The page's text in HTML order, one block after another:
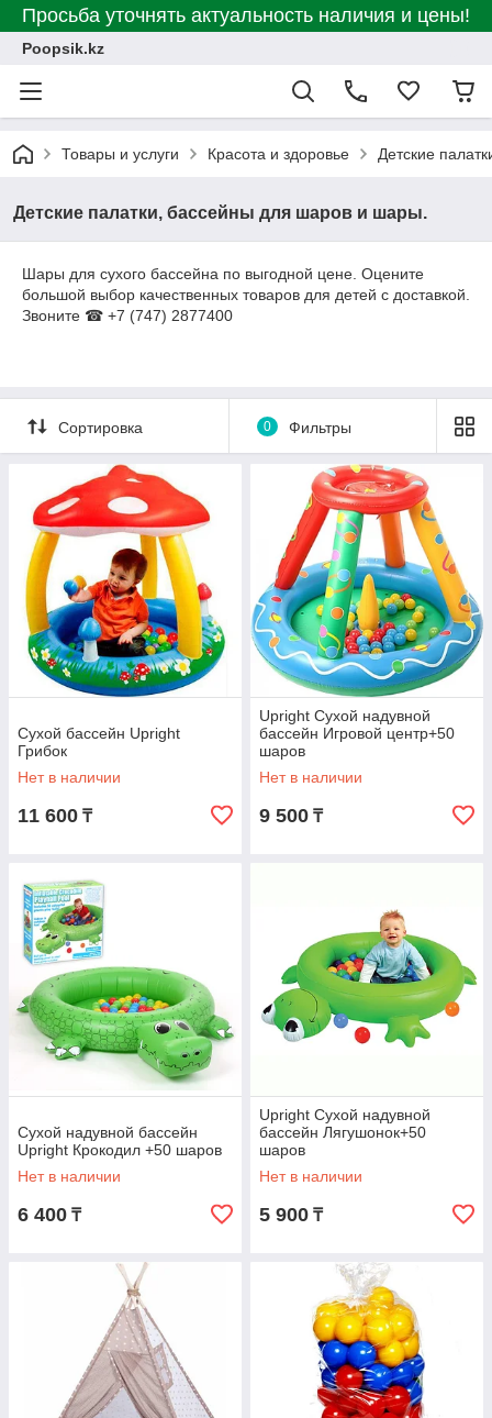
Просьба уточнять актуальность наличия и цены!
Poopsik.kz
Товары и услуги Красота и здоровье Детские
Детские палатки, бассейны для шаров и шары.
Шары для сухого бассейна по выгодной цене. Оцените
большой выбор качественных товаров для детей с доставкой.
Звоните ☎ +7 (747) 2877400
Сортировка 0 Фильтры
Сухой бассейн Upright
Грибок
Нет в наличии
11 600 ₸
Upright Сухой надувной
бассейн Игровой центр+50
шаров
Нет в наличии
9 500 ₸
Сухой надувной бассейн
Upright Крокодил +50 шаров
Нет в наличии
6 400 ₸
Upright Сухой надувной
бассейн Лягушонок+50
шаров
Нет в наличии
5 900 ₸